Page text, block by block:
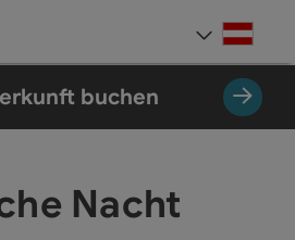
buchen
Nacht